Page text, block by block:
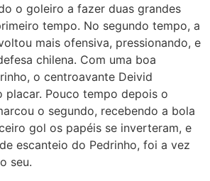
o goleiro a fazer duas grandes
tempo. No segundo tempo, a
mais ofensiva, pressionando, e
chilena. Com uma boa
o centroavante Deivid
placar. Pouco tempo depois o
o segundo, recebendo a bola
gol os papéis se inverteram, e
escanteio do Pedrinho, foi a vez
seu.